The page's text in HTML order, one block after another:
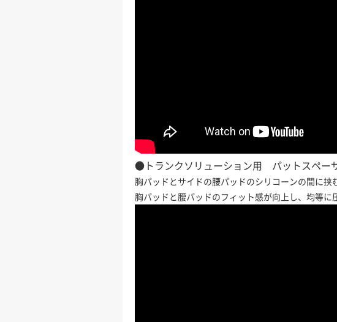
●トランクソリューション用 パットスペー
胸パッドとサイドの腰パッドのシリコーンの間に挟
胸パッドと腰パッドのフィット感が向上し、均等に